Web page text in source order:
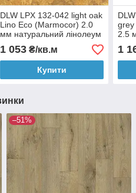
DLW LPX 132-042 light oak
Lino Eco (Marmocor) 2.0
мм натуральний лінолеум
1 053₴/кв.м
Купити
2.5
1
–51%